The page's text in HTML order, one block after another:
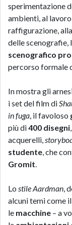
sperimentazione
ambienti, al
raffigurazione,
delle scenografie,
scenografico
percorso formale
In mostra gli
i set del film di
in fuga, il favoloso
più di400 disegni
acquerelli,
studente, che
Gromit.
Lo stile Aardman,
alcuni temi come il
le macchine – a